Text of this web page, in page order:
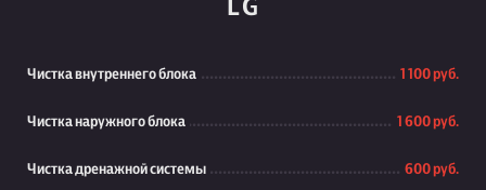
LG
Чистка внутреннего блока 1 100 руб.
Чистка наружного блока 1 600 руб.
Чистка дренажной системы 600 руб.